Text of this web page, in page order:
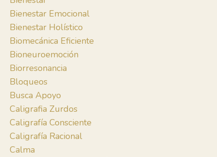
Bienestar Emocional
Bienestar Holístico
Biomecánica Eficiente
Bioneuroemoción
Biorresonancia
Bloqueos
Busca Apoyo
Caligrafia Zurdos
Caligrafía Consciente
Caligrafía Racional
Calma